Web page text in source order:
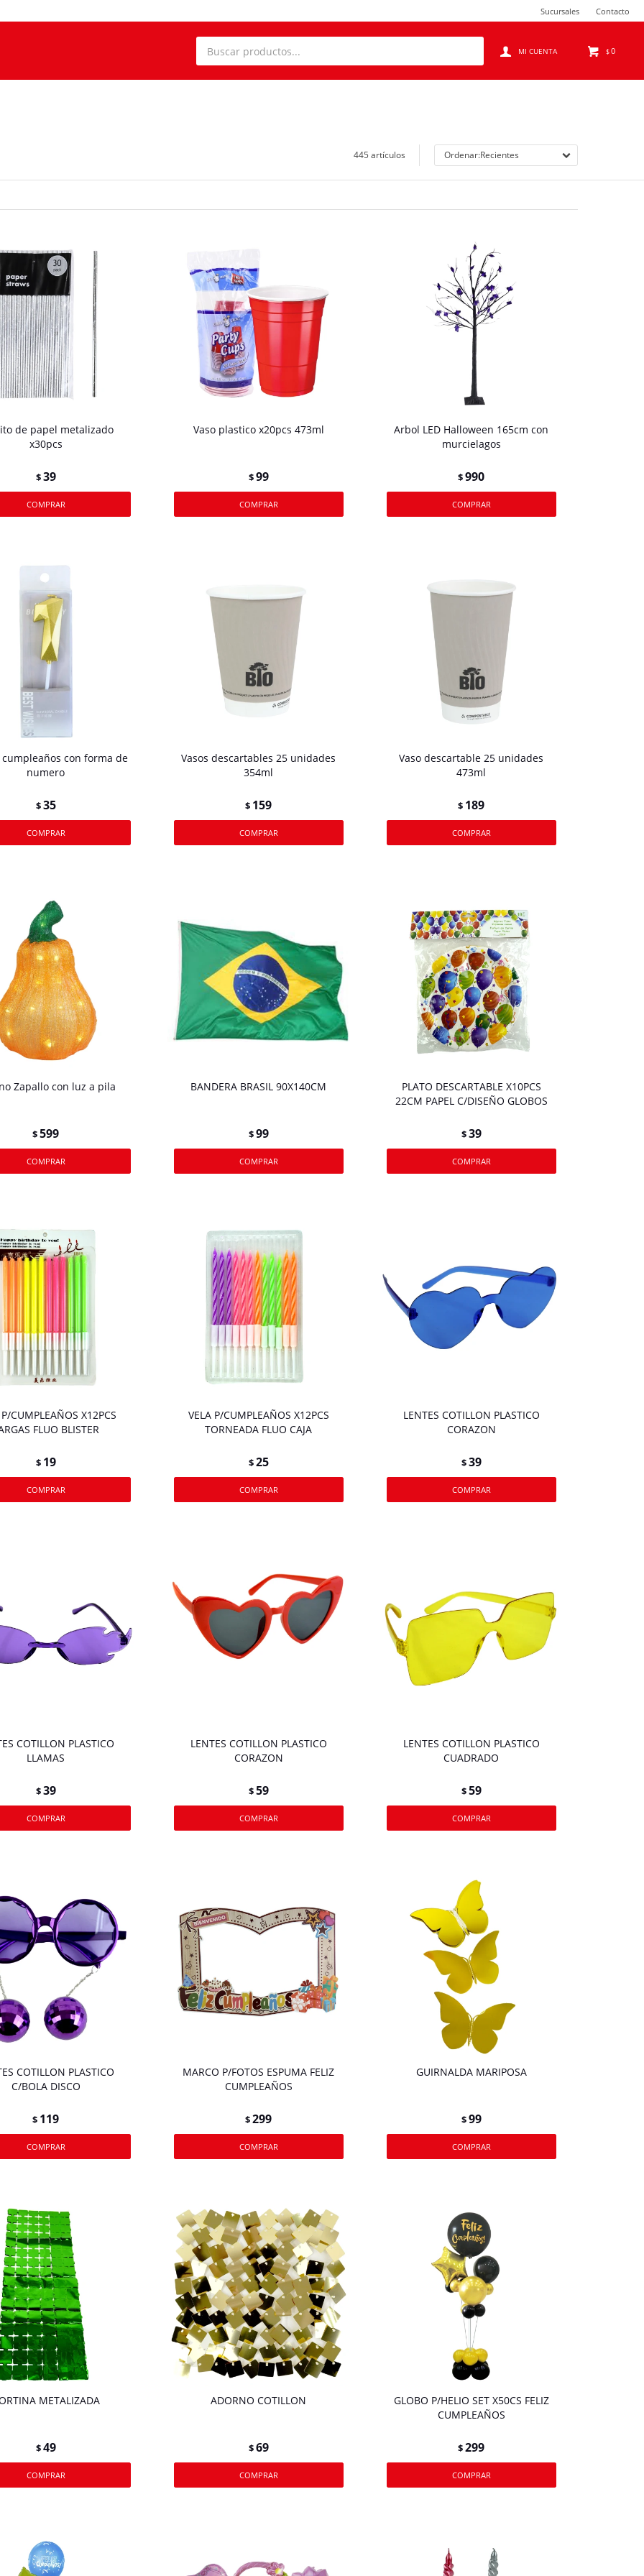
$0
Sucursales Contacto
445 artículos Recientes
de papel metalizado
x30pcs
$39
Vaso plastico x20pcs 473ml
$99
Arbol LED Halloween 165cm con
murcielagos
$990
cumpleaños con forma de
numero
$35
Vasos descartables 25 unidades
354ml
$ 159
Vaso descartable 25 unidades
473ml
$ 189
Zapallo con luz a pila
$599
BANDERA BRASIL 90X140CM
$99
PLATO DESCARTABLE X10PCS
22CM PAPEL C/DISEÑO GLOBOS
$39
CUMPLEAÑOS X12PCS
FLUO BLISTER
$ 19
VELA P/CUMPLEAÑOS X12PCS
TORNEADA FLUO CAJA
$25
LENTES COTILLON PLASTICO
CORAZON
$39
COTILLON PLASTICO
LLAMAS
$39
LENTES COTILLON PLASTICO
CORAZON
$59
LENTES COTILLON PLASTICO
CUADRADO
$59
COTILLON PLASTICO
C/BOLA DISCO
$ 119
MARCO P/FOTOS ESPUMA FELIZ
CUMPLEAÑOS
$299
GUIRNALDA MARIPOSA
$99
METALIZADA
$49
ADORNO COTILLON
$69
GLOBO P/HELIO SET X50CS FELIZ
CUMPLEAÑOS
$299